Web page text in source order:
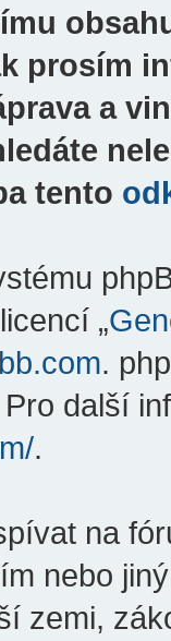
prosím
a
tento
„
.
další
.
na
nebo
zemi,